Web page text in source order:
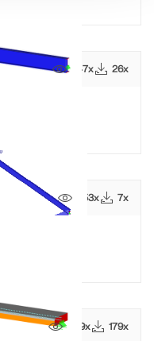
847x 26x
453x 7x
1419x 179x